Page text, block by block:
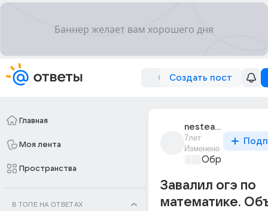
Создать пост
Главная
Моя лента
Пространства
В ТОПЕ НА ОТВЕТАХ
nestea_123
7лет
Изменено
Завалил огэ по
математике.